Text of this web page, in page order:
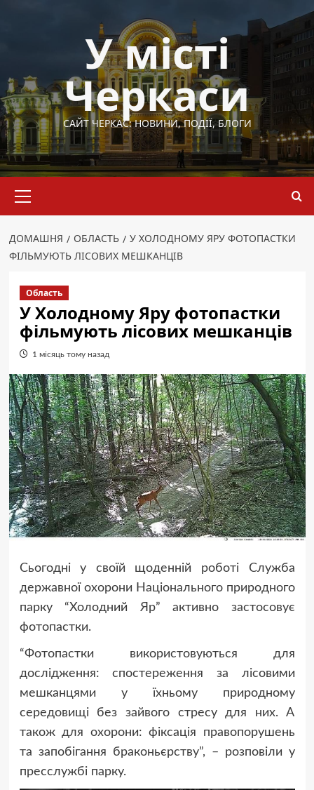
У місті
Черкаси
САЙТ ЧЕРКАС: НОВИНИ, ПОДІЇ, БЛОГИ
меню
ДОМАШНЯ ОБЛАСТЬ
У ХОЛОДНОМУ ЯРУ ФОТОПАСТКИ
ФІЛЬМУЮТЬ ЛІСОВИХ МЕШКАНЦІВ
Область
У Холодному Яру фотопастки
фільмують лісових мешканців
1 місяць тому назад
Сьогодні у своїй щоденній роботі Служба
державної охорони Національного природного
парку “Холодний Яр” активно застосовує
фотопастки.
“Фотопастки використовуються для
дослідження: спостереження за лісовими
мешканцями у їхньому природному
середовищі без зайвого стресу для них. А
також для охорони: фіксація правопорушень
та запобігання браконьєрству”, – розповіли у
пресслужбі парку.